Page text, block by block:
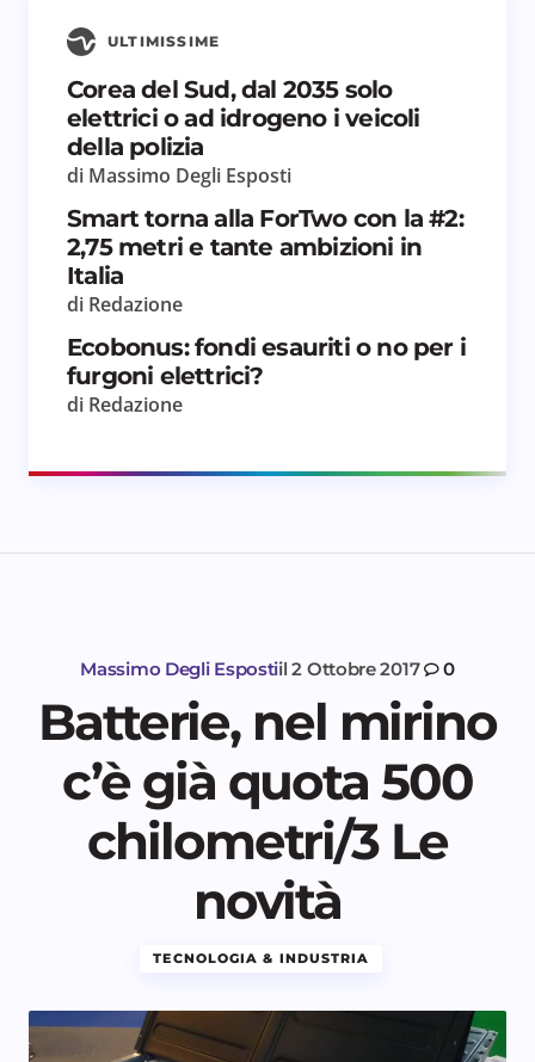
ULTIMISSIME
Corea del Sud, dal 2035 solo
elettrici o ad idrogeno i veicoli
della polizia
di Massimo Degli Esposti
Smart torna alla ForTwo con la #2:
2,75 metri e tante ambizioni in
Italia
di Redazione
Ecobonus: fondi esauriti o no per i
furgoni elettrici?
di Redazione
Massimo Degli Espostiil 2 Ottobre 2017 0
Batterie, nel mirino
c’è già quota 500
chilometri/3 Le
novità
TECNOLOGIA & INDUSTRIA